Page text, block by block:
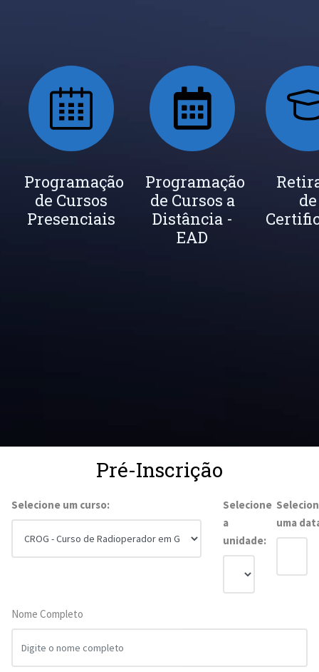
Seja um
Instrutor
Inscrição
Newsletter
Programação
de Cursos
Presenciais
Programação
de Cursos a
Distância -
EAD
de
Pré-Inscrição
Selecione um curso:
Selecione
a
unidade:
uma
Nome Completo